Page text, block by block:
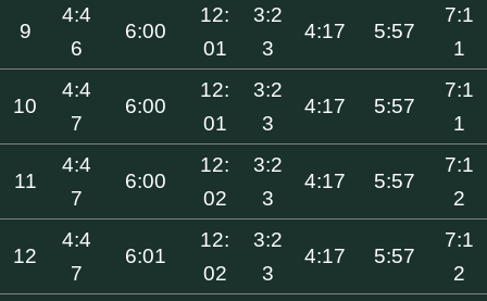
9
4:4
6
6:00
12:
01
3:2
3
4:17 5:57
7:1
1
10
4:4
7
6:00
12:
01
3:2
3
4:17 5:57
7:1
1
11
4:4
7
6:00
12:
02
3:2
3
4:17 5:57
7:1
2
12
4:4
7
6:01
12:
02
3:2
3
4:17 5:57
7:1
2